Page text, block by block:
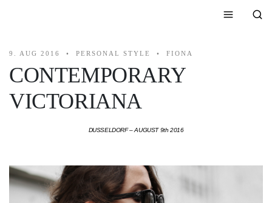
9. AUG 2016 PERSONAL STYLE FIONA
CONTEMPORARY
VICTORIANA
DUSSELDORF – AUGUST 9th 2016